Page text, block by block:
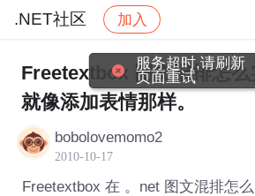
.NET社区 加入
社区 .NET社区 帖子详情
Freetextbox 图文混排怎
就像添加表情那样。
bobolovemomo2
2010-10-17
Freetextbox 在 。net 图文混排怎
服务超时,请刷新
页面重试